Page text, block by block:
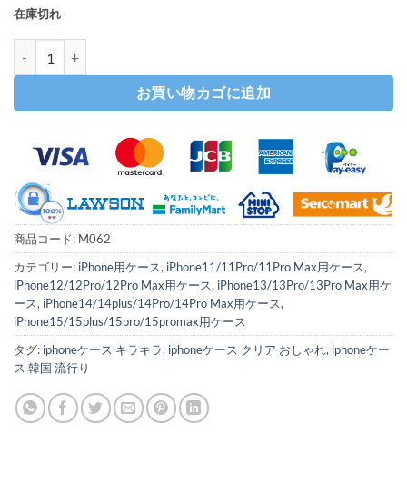
在庫切れ
お買い物カゴに追加
商品コード: M062
カテゴリー: iPhone用ケース, iPhone11/11Pro/11Pro Max用ケース,
iPhone12/12Pro/12Pro Max用ケース, iPhone13/13Pro/13Pro Max用ケ
ース, iPhone14/14plus/14Pro/14Pro Max用ケース,
iPhone15/15plus/15pro/15promax用ケース
タグ: iphoneケース キラキラ, iphoneケース クリア おしゃれ, iphoneケー
ス 韓国 流行り